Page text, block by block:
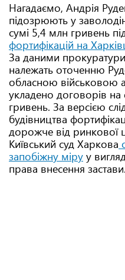
Нагадаємо, Андрія
підозрюють у
сумі 5,4 млн гривень
фортифікацій на
За даними
належать оточенню
обласною військовою
укладено договорів
гривень. За версією
будівництва
дорожче від ринкової
Київський суд Харкова
запобіжну міру у
права внесення застави.